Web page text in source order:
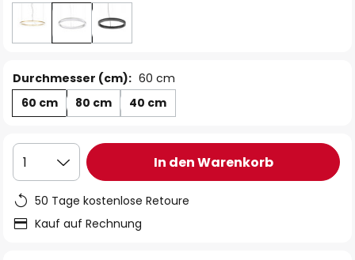
Durchmesser (cm): 60 cm
60 cm
80 cm 40 cm
1 In den Warenkorb
50 Tage kostenlose Retoure
Kauf auf Rechnung